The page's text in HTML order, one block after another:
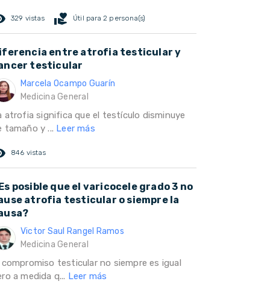
329 vistas volunteer_activism Útil para 2 persona(s)
entre atrofia testicular y
testicular
Marcela Ocampo Guarín
Medicina General
atrofia significa que el testículo disminuye
tamaño y ... Leer más
846 vistas
posible que el varicocele grado 3 no
atrofia testicular o siempre la
Victor Saul Rangel Ramos
Medicina General
compromiso testicular no siempre es igual
a medida q... Leer más